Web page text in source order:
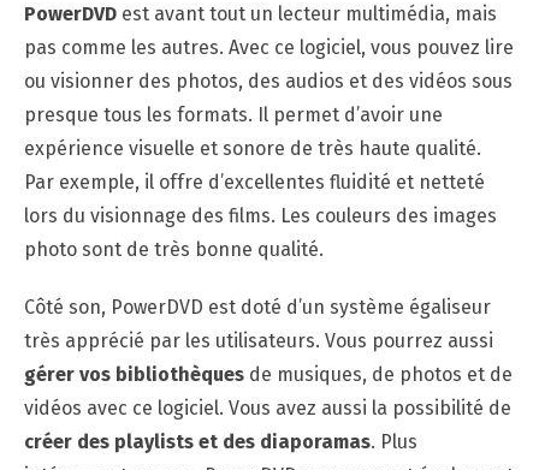
PowerDVD est avant tout un lecteur multimédia, mais
pas comme les autres. Avec ce logiciel, vous pouvez lire
ou visionner des photos, des audios et des vidéos sous
presque tous les formats. Il permet d’avoir une
expérience visuelle et sonore de très haute qualité.
Par exemple, il offre d’excellentes fluidité et netteté
lors du visionnage des films. Les couleurs des images
photo sont de très bonne qualité.
Côté son, PowerDVD est doté d’un système égaliseur
très apprécié par les utilisateurs. Vous pourrez aussi
gérer vos bibliothèques de musiques, de photos et de
vidéos avec ce logiciel. Vous avez aussi la possibilité de
créer des playlists et des diaporamas. Plus